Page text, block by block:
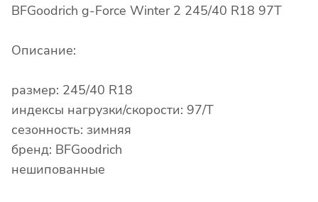
BFGoodrich g-Force Winter 2 245/40 R18 97T
Описание:
размер: 245/40 R18
индексы нагрузки/скорости: 97/T
сезонность: зимняя
бренд: BFGoodrich
нешипованные